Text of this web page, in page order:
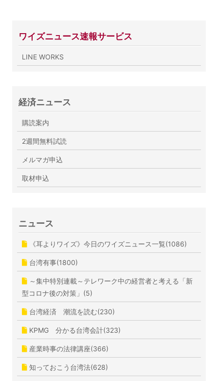
ワイズニュース速報サービス
LINE WORKS
経済ニュース
購読案内
2週間無料試読
メルマガ申込
取材申込
ニュース
《耳よりワイズ》今日のワイズニュース一覧(1086)
台湾有事(1800)
～集中特別連載～テレワーク中の経営者と考える「新
型コロナ後の対策」(5)
台湾経済 潮流を読む(230)
KPMG 分かる台湾会計(323)
産業時事の法律講座(366)
知っておこう台湾法(628)